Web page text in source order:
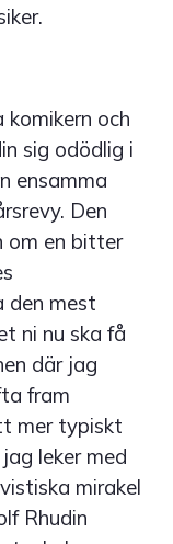
och
sig odödlig i
ensamma
Den
om en bitter
den mest
ni nu ska få
där jag
fram
mer typiskt
leker med
mirakel
Rhudin